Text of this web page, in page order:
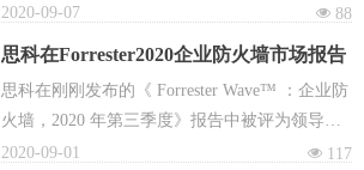
行为期两天半的监督年审工作。
评审单位：北京中物联联合认证中心审核组，
期间对我公司工作环境及施工现场进行了实地
审查，一致认为我公司目前的质量管理体系的
活动、过程与结果符合要求，质量管理体系运
行有效，质量方针、质量目标实现其可信性与
넶 88
2020-09-07
思科在Forrester2020企业防火墙市场报告
中被评为领导者
思科在刚刚发布的《 Forrester Wave™ ：企业防
火墙，2020 年第三季度》报告中被评为领导
者。Forrester称赞思科将防火墙与其他技术完美
넶 117
2020-09-01